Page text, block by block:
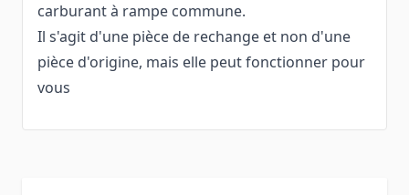
carburant à rampe commune.
Il s'agit d'une pièce de rechange et non d'une
pièce d'origine, mais elle peut fonctionner pour
vous